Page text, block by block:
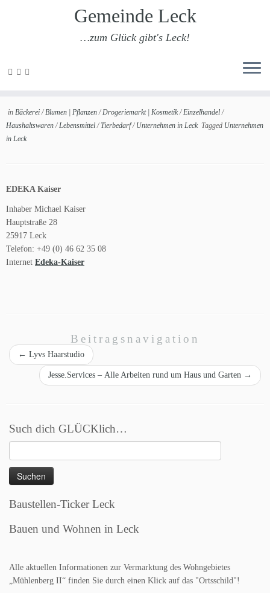
Zum
Gemeinde Leck
…zum Glück gibt's Leck!
in Bäckerei/Blumen | Pflanzen/Drogeriemarkt | Kosmetik/Einzelhandel/
Haushaltswaren/Lebensmittel/Tierbedarf/ Unternehmen in Leck Tagged Unternehmen
in Leck
EDEKA Kaiser
Inhaber Michael Kaiser
Hauptstraße 28
25917 Leck
Telefon: +49 (0) 46 62 35 08
Internet Edeka-Kaiser
Beitragsnavigation
← Lyvs Haarstudio
Jesse.Services – Alle Arbeiten rund um Haus und Garten →
Such dich GLÜCKlich…
nach:
Baustellen-Ticker Leck
Bauen und Wohnen in Leck
Alle aktuellen Informationen zur Vermarktung des Wohngebietes
„Mühlenberg II“ finden Sie durch einen Klick auf das "Ortsschild"!